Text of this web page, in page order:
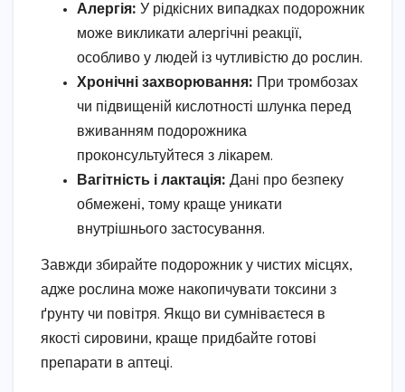
Алергія: У рідкісних випадках подорожник
може викликати алергічні реакції,
особливо у людей із чутливістю до рослин.
Хронічні захворювання: При тромбозах
чи підвищеній кислотності шлунка перед
вживанням подорожника
проконсультуйтеся з лікарем.
Вагітність і лактація: Дані про безпеку
обмежені, тому краще уникати
внутрішнього застосування.
Завжди збирайте подорожник у чистих місцях,
адже рослина може накопичувати токсини з
ґрунту чи повітря. Якщо ви сумніваєтеся в
якості сировини, краще придбайте готові
препарати в аптеці.